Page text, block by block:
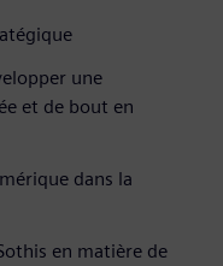
une
et de bout en
dans la
en matière de